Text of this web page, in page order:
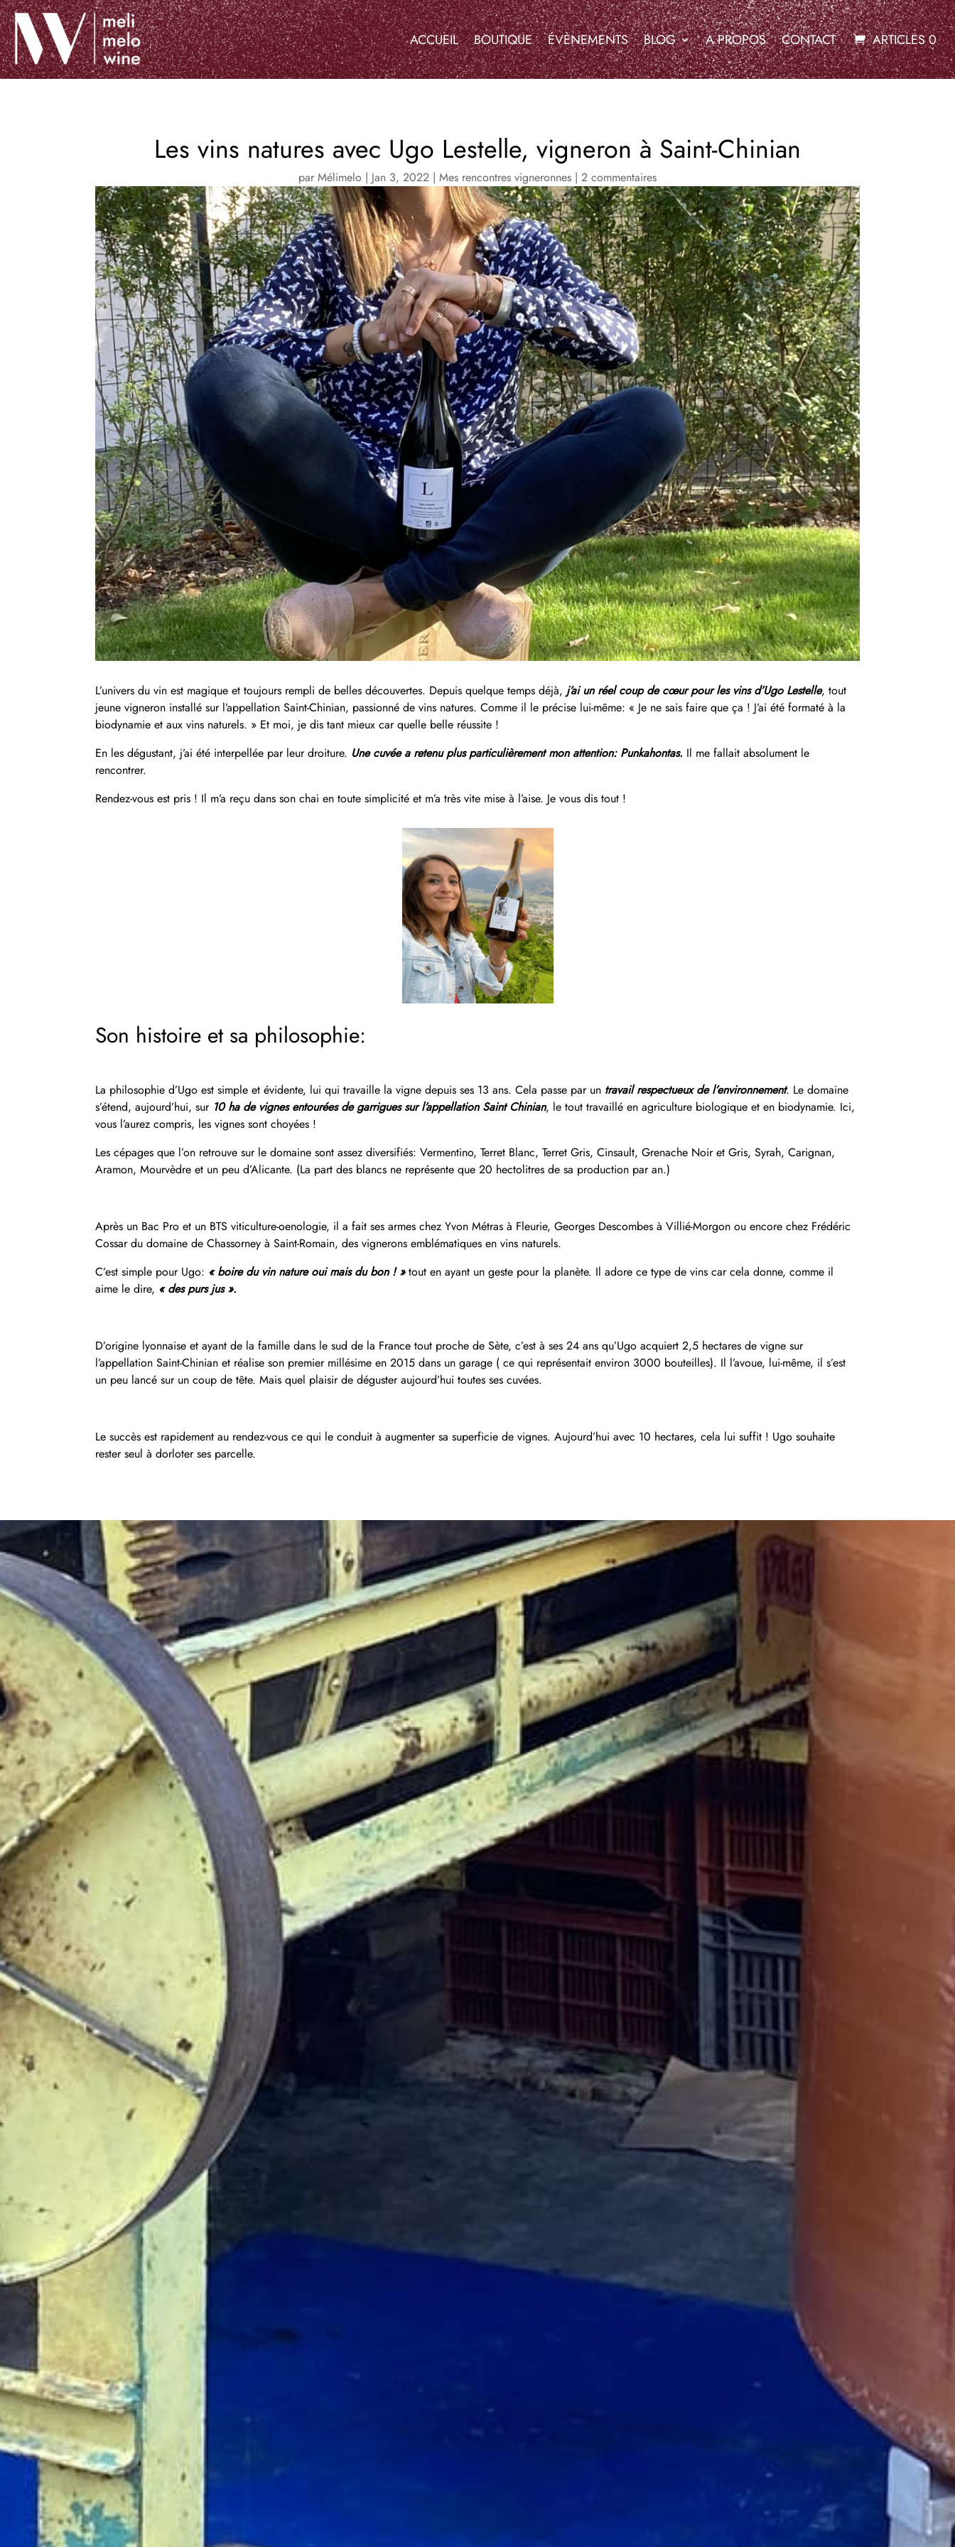
ACCUEIL BOUTIQUE ÉVÈNEMENTS BLOG A PROPOS CONTACT ARTICLES 0
Les vins natures avec Ugo Lestelle, vigneron à Saint-Chinian
par Mélimelo | Jan 3, 2022 | Mes rencontres vigneronnes | 2 commentaires
L’univers du vin est magique et toujours rempli de belles découvertes. Depuis quelque temps déjà, j’ai un réel coup de cœur pour les vins d’Ugo Lestelle, tout
jeune vigneron installé sur l’appellation Saint-Chinian, passionné de vins natures. Comme il le précise lui-même: « Je ne sais faire que ça ! J’ai été formaté à la
biodynamie et aux vins naturels. » Et moi, je dis tant mieux car quelle belle réussite !
En les dégustant, j’ai été interpellée par leur droiture. Une cuvée a retenu plus particulièrement mon attention: Punkahontas. Il me fallait absolument le
rencontrer.
Rendez-vous est pris ! Il m’a reçu dans son chai en toute simplicité et m’a très vite mise à l’aise. Je vous dis tout !
Son histoire et sa philosophie:
La philosophie d’Ugo est simple et évidente, lui qui travaille la vigne depuis ses 13 ans. Cela passe par un travail respectueux de l’environnement. Le domaine
s’étend, aujourd’hui, sur 10 ha de vignes entourées de garrigues sur l’appellation Saint Chinian, le tout travaillé en agriculture biologique et en biodynamie. Ici,
vous l’aurez compris, les vignes sont choyées !
Les cépages que l’on retrouve sur le domaine sont assez diversifiés: Vermentino, Terret Blanc, Terret Gris, Cinsault, Grenache Noir et Gris, Syrah, Carignan,
Aramon, Mourvèdre et un peu d’Alicante. (La part des blancs ne représente que 20 hectolitres de sa production par an.)
Après un Bac Pro et un BTS viticulture-oenologie, il a fait ses armes chez Yvon Métras à Fleurie, Georges Descombes à Villié-Morgon ou encore chez Frédéric
Cossar du domaine de Chassorney à Saint-Romain, des vignerons emblématiques en vins naturels.
C’est simple pour Ugo: « boire du vin nature oui mais du bon ! »tout en ayant un geste pour la planète. Il adore ce type de vins car cela donne, comme il
aime le dire, « des purs jus ».
D’origine lyonnaise et ayant de la famille dans le sud de la France tout proche de Sète, c’est à ses 24 ans qu’Ugo acquiert 2,5 hectares de vigne sur
l’appellation Saint-Chinian et réalise son premier millésime en 2015 dans un garage ( ce qui représentait environ 3000 bouteilles). Il l’avoue, lui-même, il s’est
un peu lancé sur un coup de tête. Mais quel plaisir de déguster aujourd’hui toutes ses cuvées.
Le succès est rapidement au rendez-vous ce qui le conduit à augmenter sa superficie de vignes. Aujourd’hui avec 10 hectares, cela lui suffit ! Ugo souhaite
rester seul à dorloter ses parcelle.